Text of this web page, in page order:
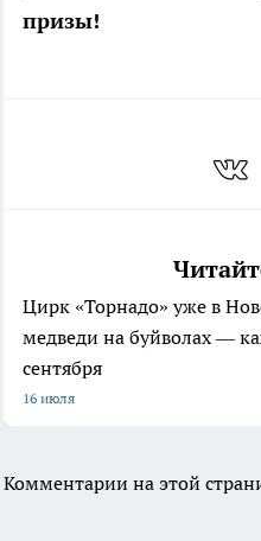
призы!
Цирк «Торнадо» уже в
медведи на буйволах —
сентября
16 июля
Комментарии на этой